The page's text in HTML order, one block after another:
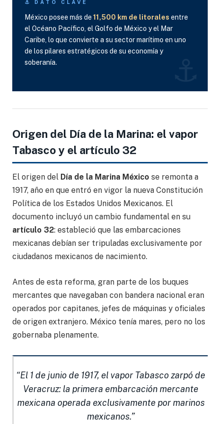
⚓ DATO CLAVE
México posee más de11,500 km de litorales entre
el Océano Pacífico, el Golfo de México y el Mar
Caribe, lo que convierte a su sector marítimo en uno
de los pilares estratégicos de su economía y
soberanía.
Origen del Día de la Marina: el vapor
Tabasco y el artículo 32
El origen del Día de la Marina México se remonta a
1917, año en que entró en vigor la nueva Constitución
Política de los Estados Unidos Mexicanos. El
documento incluyó un cambio fundamental en su
artículo 32: estableció que las embarcaciones
mexicanas debían ser tripuladas exclusivamente por
ciudadanos mexicanos de nacimiento.
Antes de esta reforma, gran parte de los buques
mercantes que navegaban con bandera nacional eran
operados por capitanes, jefes de máquinas y oficiales
de origen extranjero. México tenía mares, pero no los
gobernaba plenamente.
“El 1 de junio de 1917, el vapor Tabasco zarpó de
Veracruz: la primera embarcación mercante
mexicana operada exclusivamente por marinos
mexicanos.”